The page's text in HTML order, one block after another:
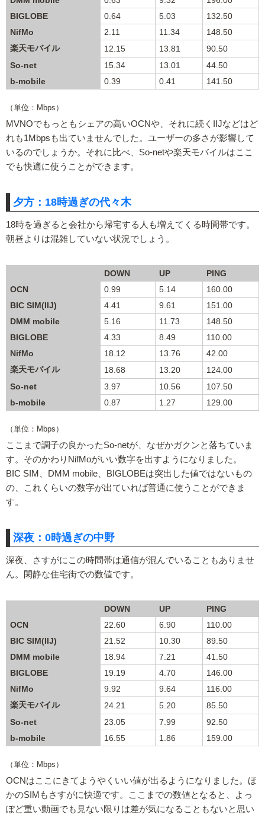
BIGLOBE
0.64 5.03
132.50
NifMo
2.11 11.34
148.50
楽天モバイル
12.15 13.81
90.50
So-net
15.34 13.01
44.50
b-mobile
0.39 0.41 141.50
（単位：Mbps）
MVNOでもっともシェアの高いOCNや、それに続くIIJなどはど
れも1Mbpsも出ていませんでした。ユーザーの多さが影響して
いるのでしょうか。それに比べ、So-netや楽天モバイルはここ
でも快適に使うことができます。
夕方：18時過ぎの代々木
18時を過ぎると会社から帰宅する人も増えてくる時間帯です。
朝昼よりは混雑していない状況でしょう。
DOWN UP
PING
OCN
0.99 5.14
160.00
BIC SIM(IIJ)
4.41 9.61
151.00
DMM mobile
5.16 11.73
148.50
BIGLOBE
4.33 8.49
110.00
NifMo
18.12 13.76
42.00
楽天モバイル
18.68 13.20
124.00
So-net
3.97 10.56
107.50
b-mobile
0.87 1.27 129.00
（単位：Mbps）
ここまで調子の良かったSo-netが、なぜかガクンと落ちていま
す。そのかわりNifMoがいい数字を出すようになりました。
BIC SIM、DMM mobile、BIGLOBEは突出した値ではないもの
の、これくらいの数字が出ていれば普通に使うことができま
す。
深夜：0時過ぎの中野
深夜、さすがにこの時間帯は通信が混んでいることもありませ
ん。閑静な住宅街での数値です。
DOWN UP
PING
OCN
22.60 6.90
110.00
BIC SIM(IIJ)
21.52 10.30
89.50
DMM mobile
18.94 7.21
41.50
BIGLOBE
19.19 4.70
146.00
NifMo
9.92 9.64
116.00
楽天モバイル
24.21 5.20
85.50
So-net
23.05 7.99
92.50
b-mobile
16.55 1.86 159.00
（単位：Mbps）
OCNはここにきてようやくいい値が出るようになりました。ほ
かのSIMもさすがに快適です。ここまでの数値となると、よっ
ぽど重い動画でも見ない限りは差が気になることもないと思い